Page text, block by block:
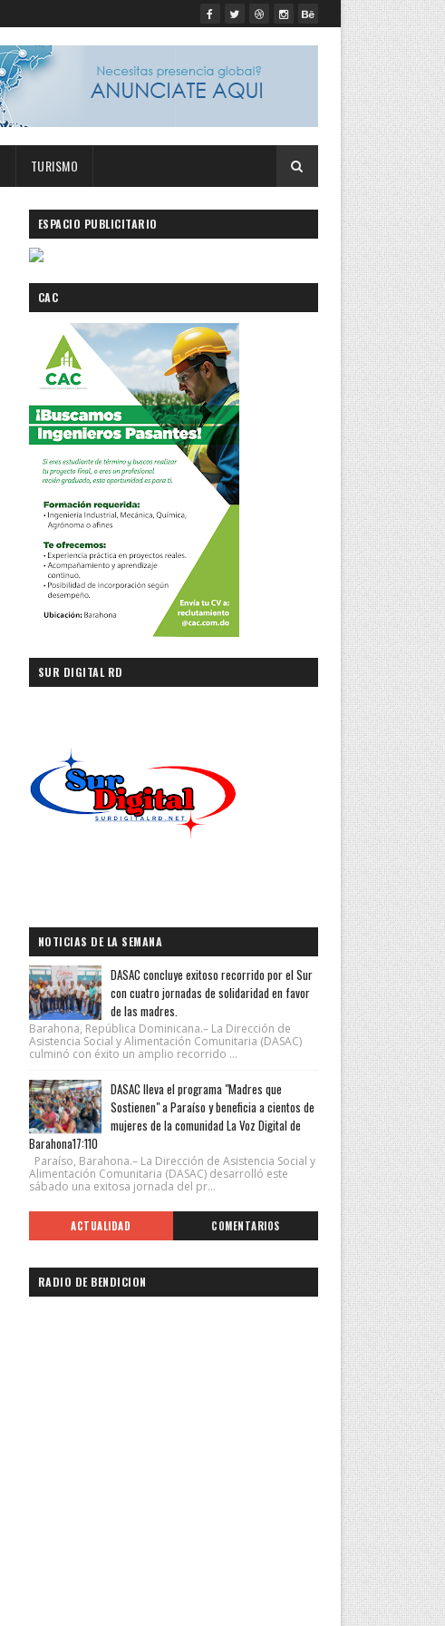
TURISMO
ESPACIO PUBLICITARIO
CAC
SUR DIGITAL RD
NOTICIAS DE LA SEMANA
DASAC concluye exitoso recorrido por el Sur
con cuatro jornadas de solidaridad en favor
de las madres.
Barahona, República Dominicana.– La Dirección de
Asistencia Social y Alimentación Comunitaria (DASAC)
culminó con éxito un amplio recorrido ...
DASAC lleva el programa "Madres que
Sostienen" a Paraíso y beneficia a cientos de
mujeres de la comunidad La Voz Digital de
Barahona17:110
Paraíso, Barahona.– La Dirección de Asistencia Social y
Alimentación Comunitaria (DASAC) desarrolló este
sábado una exitosa jornada del pr...
ACTUALIDAD COMENTARIOS
RADIO DE BENDICION